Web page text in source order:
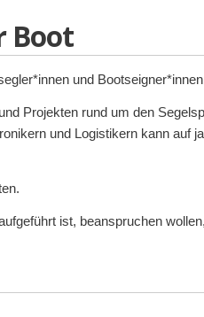
Boot
und
Projekten rund um den
und Logistikern kann auf
ist, beanspruchen